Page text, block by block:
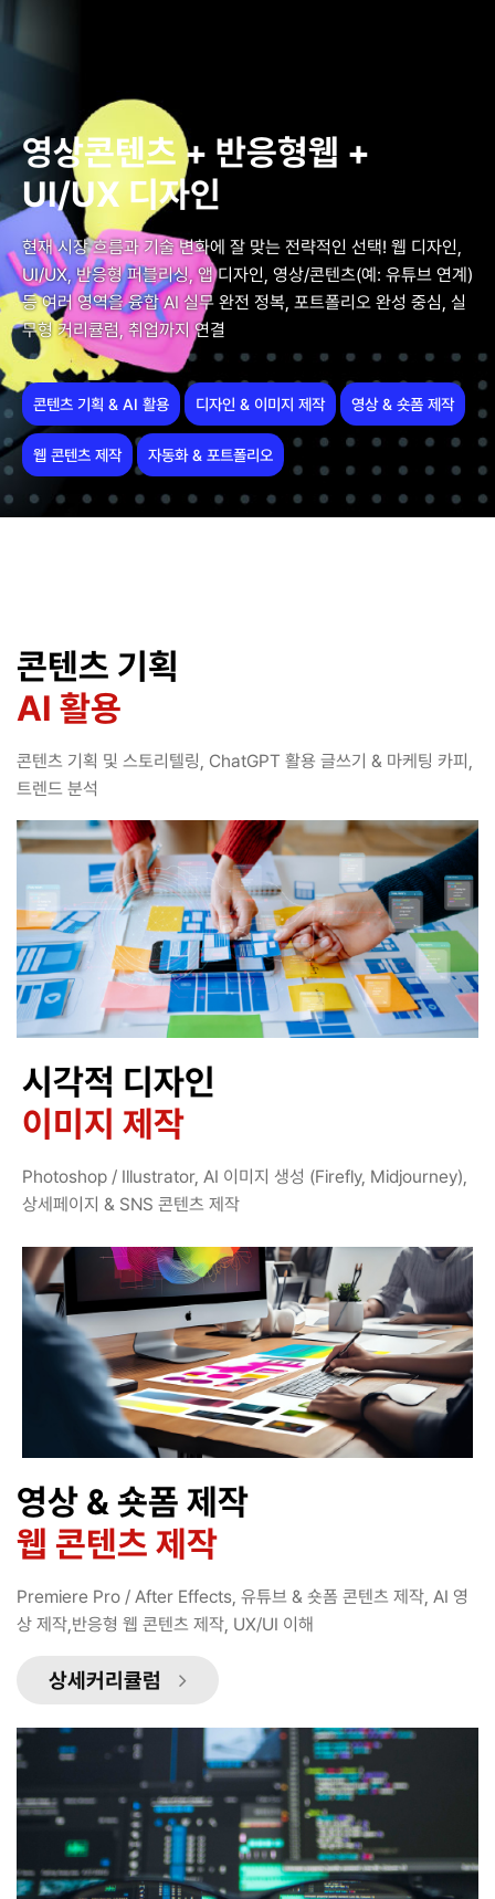
영상콘텐츠 + 반응형웹 +
UI/UX 디자인
현재 시장 흐름과 기술 변화에 잘 맞는 전략적인 선택! 웹 디자인,
UI/UX, 반응형 퍼블리싱, 앱 디자인, 영상/콘텐츠(예: 유튜브 연계)
등 여러 영역을 융합 AI 실무 완전 정복, 포트폴리오 완성 중심, 실
무형 커리큘럼, 취업까지 연결
콘텐츠 기획 & AI 활용 디자인 & 이미지 제작 영상 & 숏폼 제작
웹 콘텐츠 제작 자동화 & 포트폴리오
콘텐츠 기획
AI 활용
콘텐츠 기획 및 스토리텔링, ChatGPT 활용 글쓰기 & 마케팅 카피,
트렌드 분석
시각적 디자인
이미지 제작
Photoshop / Illustrator, AI 이미지 생성 (Firefly, Midjourney),
상세페이지 & SNS 콘텐츠 제작
영상 & 숏폼 제작
웹 콘텐츠 제작
Premiere Pro / After Effects, 유튜브 & 숏폼 콘텐츠 제작, AI 영
상 제작,반응형 웹 콘텐츠 제작, UX/UI 이해
상세커리큘럼